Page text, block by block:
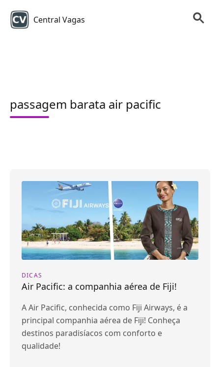
Central Vagas
passagem barata air pacific
DICAS
Air Pacific: a companhia aérea de Fiji!
A Air Pacific, conhecida como Fiji Airways, é a
principal companhia aérea de Fiji! Conheça
destinos paradisíacos com conforto e
qualidade!